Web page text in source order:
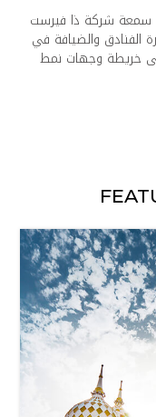
سمعة شركة ذا فيرست
الفنادق والضيافة في
خريطة وجهات نمط